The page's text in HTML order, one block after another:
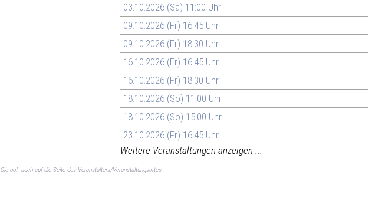
03.10.2026 (Sa) 11:00 Uhr
09.10.2026 (Fr) 16:45 Uhr
09.10.2026 (Fr) 18:30 Uhr
16.10.2026 (Fr) 16:45 Uhr
16.10.2026 (Fr) 18:30 Uhr
18.10.2026 (So) 11:00 Uhr
18.10.2026 (So) 15:00 Uhr
23.10.2026 (Fr) 16:45 Uhr
Weitere Veranstaltungen anzeigen ...
ggf. auch auf die Seite des Veranstalters/Veranstaltungsortes.